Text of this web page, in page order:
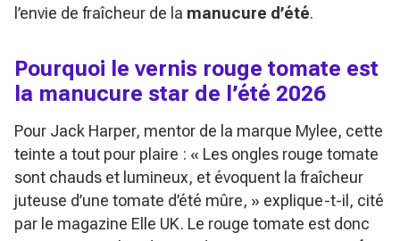
l’envie de fraîcheur de la manucure d’été.
Pourquoi le vernis rouge tomate est
la manucure star de l’été 2026
Pour Jack Harper, mentor de la marque Mylee, cette
teinte a tout pour plaire : « Les ongles rouge tomate
sont chauds et lumineux, et évoquent la fraîcheur
juteuse d’une tomate d’été mûre, » explique-t-il, cité
par le magazine Elle UK. Le rouge tomate est donc